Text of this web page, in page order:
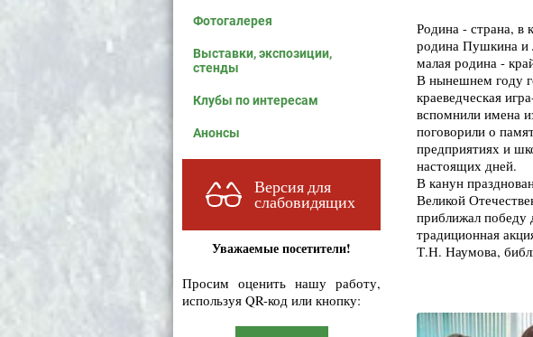
Фотогалерея
Выставки, экспозиции,
стенды
Клубы по интересам
Анонсы
Версия для
слабовидящих
Уважаемые посетители!
Просим оценить нашу работу,
используя QR-код или кнопку:
Родина - страна, в
родина Пушкина и
малая родина -
В нынешнем году
краеведческая
вспомнили имена
поговорили о
предприятиях и
настоящих дней.
В канун
Великой
приближал победу
традиционная
Т.Н. Наумова,